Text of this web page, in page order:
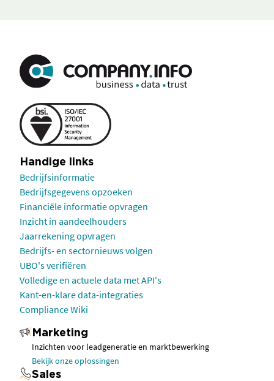
Handige links
Bedrijfsinformatie
Bedrijfsgegevens opzoeken
Financiële informatie opvragen
Inzicht in aandeelhouders
Jaarrekening opvragen
Bedrijfs- en sectornieuws volgen
UBO's verifiëren
Volledige en actuele data met API's
Kant-en-klare data-integraties
Compliance Wiki
Marketing
Inzichten voor leadgeneratie en marktbewerking
Bekijk onze oplossingen
Sales